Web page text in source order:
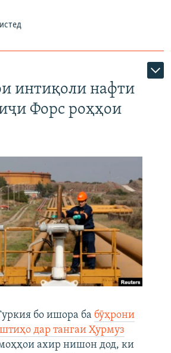
интиқоли нафти
Форс роҳҳои
бо ишора ба бӯҳрони
дар тангаи Ҳурмуз
моҳҳои ахир нишон дод, ки